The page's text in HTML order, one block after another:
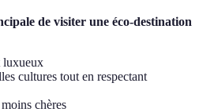
de visiter une éco-destination
luxueux
cultures tout en respectant
chères